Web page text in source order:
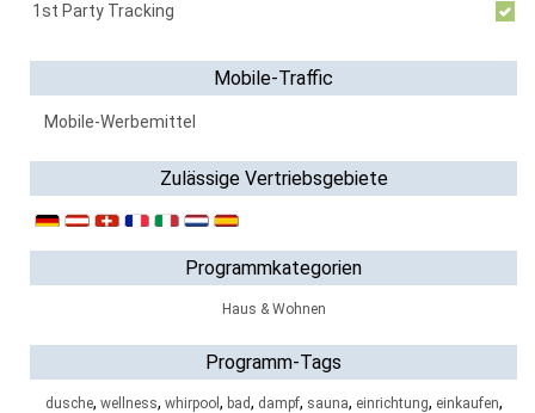
1st Party Tracking
Mobile-Traffic
Mobile-Werbemittel
Zulässige Vertriebsgebiete
Programmkategorien
Haus & Wohnen
Programm-Tags
dusche, wellness, whirpool , bad, dampf, sauna, einrichtung, einkaufen,